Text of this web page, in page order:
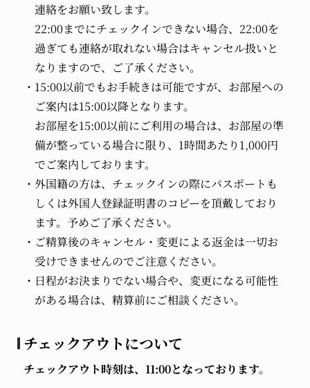
連絡をお願い致します。
22:00までにチェックインできない場合、22:00を
過ぎても連絡が取れない場合はキャンセル扱いと
なりますので、ご了承ください。
15:00以前でもお手続きは可能ですが、お部屋への
ご案内は15:00以降となります。
お部屋を15:00以前にご利用の場合は、お部屋の準
備が整っている場合に限り、1時間あたり1,000円
でご案内しております。
外国籍の方は、チェックインの際にパスポートも
しくは外国人登録証明書のコピーを頂戴しており
ます。予めご了承ください。
ご精算後のキャンセル・変更による返金は一切お
受けできませんのでご注意ください。
日程がお決まりでない場合や、変更になる可能性
がある場合は、精算前にご相談ください。
チェックアウトについて
チェックアウト時刻は、11:00となっております。